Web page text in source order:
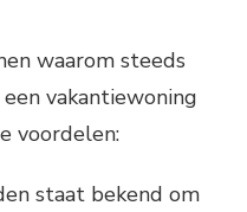
waarom steeds
vakantiewoning
voordelen:
staat bekend om